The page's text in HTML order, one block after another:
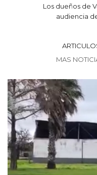
Los dueños de
audiencia
MAS